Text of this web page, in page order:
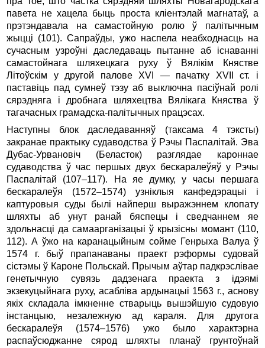
павета не хацела быць проста кліентэлай магнатаў, а
прэтэндавала на самастойную ролю ў палітычным
жыцці (101). Сапраўды, ужо наспела неабходнасць на
сучасным узроўні даследаваць пытанне аб існаванні
самастойнага шляхецкага руху ў Вялікім Княстве
Літоўскім у другой палове XVI — пачатку XVII ст. і
паставіць пад сумнеў тэзу аб выключна пасіўнай ролі
сярэдняга і дробнага шляхецтва Вялікага Княства ў
тагачасных грамадска-палітычных працэсах.
Наступны блок даследаванняў (таксама 4 тэксты)
закранае практыку судаводства ў Рэчы Паспалітай. Эва
Дубас-Урвановіч (Беласток) разглядае кароннае
судаводства ў час першых двух бескаралеўяў у Рэчы
Паспалітай (107–117). На яе думку, у часы першага
бескаралеўя (1572–1574) узніклыя канфедэрацыі і
каптуровыя суды былі найперш выражэннем клопату
шляхты аб унут ранай бяспецы і сведчаннем яе
здольнасці да самаарганізацыі ў крызісны момант (110,
112). А ўжо на каранацыйным сойме Генрыха Валуа ў
1574 г. быў прапанаваны праект рэформы судовай
сістэмы ў Кароне Польскай. Прычым аўтар падкрэслівае
генетычную сувязь дадзенага праекта з ідэямі
экзекуцыйнага руху, асабліва ардынацыі 1563 г., аснову
якіх складала імкненне стварыць вышэйшую судовую
інстанцыю, незалежную ад караля. Для другога
бескаралеўя (1574–1576) ужо было характэрна
распаўсюджанне сярод шляхты планаў грунтоўнай